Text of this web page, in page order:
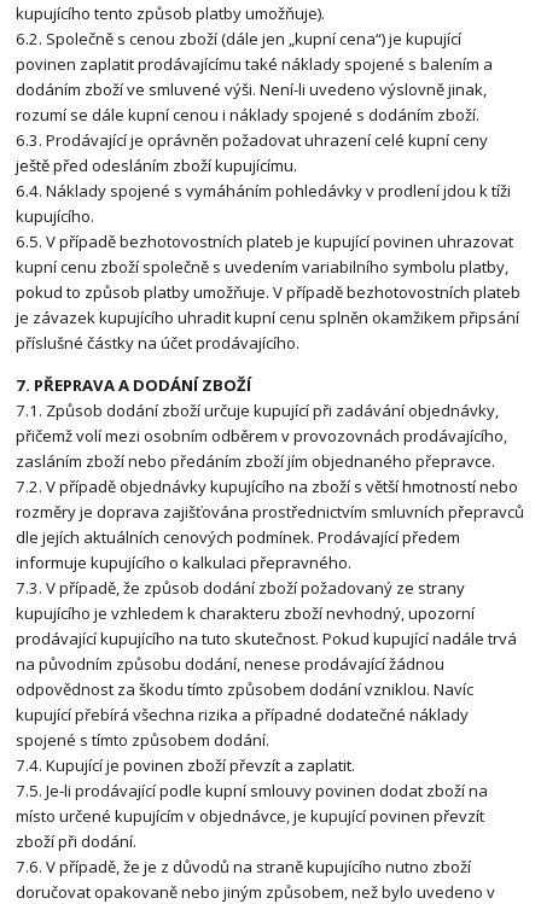
kupujícího tento způsob platby umožňuje).
6.2. Společně s cenou zboží (dále jen „kupní cena“) je kupující
povinen zaplatit prodávajícímu také náklady spojené s balením a
dodáním zboží ve smluvené výši. Není-li uvedeno výslovně jinak,
rozumí se dále kupní cenou i náklady spojené s dodáním zboží.
6.3. Prodávající je oprávněn požadovat uhrazení celé kupní ceny
ještě před odesláním zboží kupujícímu.
6.4. Náklady spojené s vymáháním pohledávky v prodlení jdou k tíži
kupujícího.
6.5. V případě bezhotovostních plateb je kupující povinen uhrazovat
kupní cenu zboží společně s uvedením variabilního symbolu platby,
pokud to způsob platby umožňuje. V případě bezhotovostních plateb
je závazek kupujícího uhradit kupní cenu splněn okamžikem připsání
příslušné částky na účet prodávajícího.
7. PŘEPRAVA A DODÁNÍ ZBOŽÍ
7.1. Způsob dodání zboží určuje kupující při zadávání objednávky,
přičemž volí mezi osobním odběrem v provozovnách prodávajícího,
zasláním zboží nebo předáním zboží jím objednaného přepravce.
7.2. V případě objednávky kupujícího na zboží s větší hmotností nebo
rozměry je doprava zajišťována prostřednictvím smluvních přepravců
dle jejích aktuálních cenových podmínek. Prodávající předem
informuje kupujícího o kalkulaci přepravného.
7.3. V případě, že způsob dodání zboží požadovaný ze strany
kupujícího je vzhledem k charakteru zboží nevhodný, upozorní
prodávající kupujícího na tuto skutečnost. Pokud kupující nadále trvá
na původním způsobu dodání, nenese prodávající žádnou
odpovědnost za škodu tímto způsobem dodání vzniklou. Navíc
kupující přebírá všechna rizika a případné dodatečné náklady
spojené s tímto způsobem dodání.
7.4. Kupující je povinen zboží převzít a zaplatit.
7.5. Je-li prodávající podle kupní smlouvy povinen dodat zboží na
místo určené kupujícím v objednávce, je kupující povinen převzít
zboží při dodání.
7.6. V případě, že je z důvodů na straně kupujícího nutno zboží
doručovat opakovaně nebo jiným způsobem, než bylo uvedeno v